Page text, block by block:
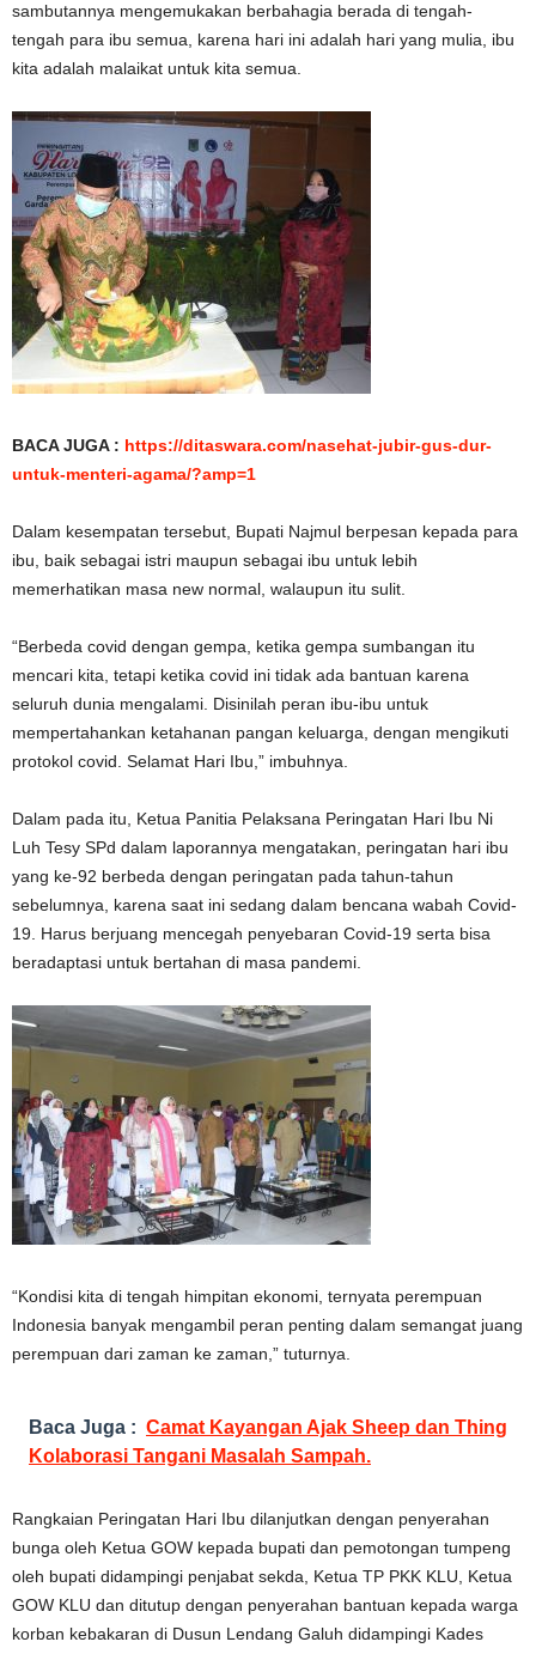
sambutannya mengemukakan berbahagia berada di tengah-
tengah para ibu semua, karena hari ini adalah hari yang mulia, ibu
kita adalah malaikat untuk kita semua.
BACA JUGA : https://ditaswara.com/nasehat-jubir-gus-dur-
untuk-menteri-agama/?amp=1
Dalam kesempatan tersebut, Bupati Najmul berpesan kepada para
ibu, baik sebagai istri maupun sebagai ibu untuk lebih
memerhatikan masa new normal, walaupun itu sulit.
“Berbeda covid dengan gempa, ketika gempa sumbangan itu
mencari kita, tetapi ketika covid ini tidak ada bantuan karena
seluruh dunia mengalami. Disinilah peran ibu-ibu untuk
mempertahankan ketahanan pangan keluarga, dengan mengikuti
protokol covid. Selamat Hari Ibu,” imbuhnya.
Dalam pada itu, Ketua Panitia Pelaksana Peringatan Hari Ibu Ni
Luh Tesy SPd dalam laporannya mengatakan, peringatan hari ibu
yang ke-92 berbeda dengan peringatan pada tahun-tahun
sebelumnya, karena saat ini sedang dalam bencana wabah Covid-
19. Harus berjuang mencegah penyebaran Covid-19 serta bisa
beradaptasi untuk bertahan di masa pandemi.
“Kondisi kita di tengah himpitan ekonomi, ternyata perempuan
Indonesia banyak mengambil peran penting dalam semangat juang
perempuan dari zaman ke zaman,” tuturnya.
Baca Juga : Camat Kayangan Ajak Sheep dan Thing
Kolaborasi Tangani Masalah Sampah.
Rangkaian Peringatan Hari Ibu dilanjutkan dengan penyerahan
bunga oleh Ketua GOW kepada bupati dan pemotongan tumpeng
oleh bupati didampingi penjabat sekda, Ketua TP PKK KLU, Ketua
GOW KLU dan ditutup dengan penyerahan bantuan kepada warga
korban kebakaran di Dusun Lendang Galuh didampingi Kades